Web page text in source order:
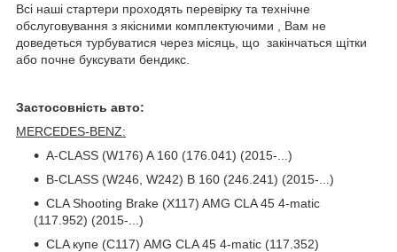
Всі наші стартери проходять перевірку та технічне
обслуговування з якісними комплектуючими , Вам не
доведеться турбуватися через місяць, що закінчаться щітки
або почне буксувати бендикс.
Застосовність авто:
MERCEDES-BENZ:
A-CLASS (W176) A 160 (176.041) (2015-...)
B-CLASS (W246, W242) B 160 (246.241) (2015-...)
CLA Shooting Brake (X117) AMG CLA 45 4-matic
(117.952) (2015-...)
CLA купе (C117) AMG CLA 45 4-matic (117.352)